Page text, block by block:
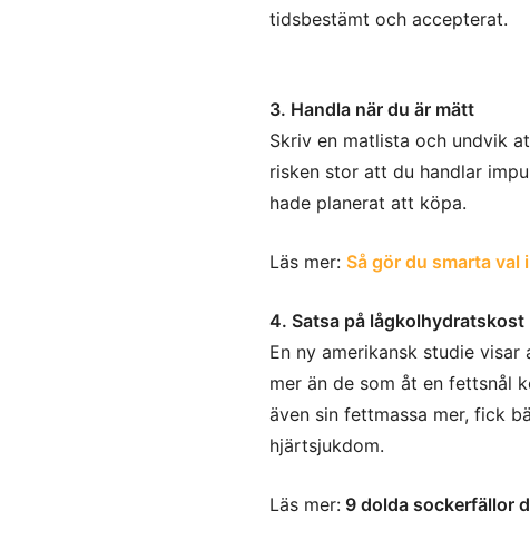
tidsbestämt och accepterat.
3. Handla när du är mätt
Skriv en matlista och undvik
risken stor att du handlar
hade planerat att köpa.
Läs mer: Så gör du smarta val
4. Satsa på lågkolhydratskost
En ny amerikansk studie
mer än de som åt en fettsnål
även sin fettmassa mer, fick
hjärtsjukdom.
Läs mer: 9 dolda sockerfällor